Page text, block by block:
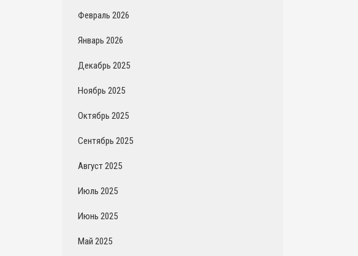
Февраль 2026
Январь 2026
Декабрь 2025
Ноябрь 2025
Октябрь 2025
Сентябрь 2025
Август 2025
Июль 2025
Июнь 2025
Май 2025